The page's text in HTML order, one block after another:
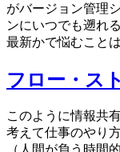
がバージョン管理
ンにいつでも遡れ
最新かで悩むこと
フロー・ス
このように情報共
考えて仕事のやり